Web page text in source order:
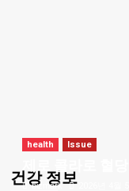
건강 정보
health Issue
bizmark